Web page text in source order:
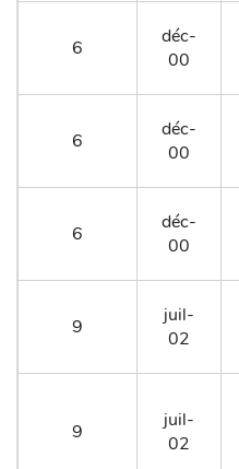
6
déc-
00
6
déc-
00
6
déc-
00
9
juil-
02
9
juil-
02